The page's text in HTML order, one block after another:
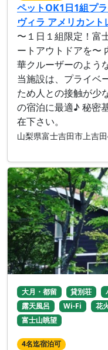
ペットOK1日1組プ
ヴィラ アメリカント
〜１日１組限定！富
ートアウトドアを〜
華クルーザーのよう
当施設は、プライベ
ため人との接触が少
の宿泊に最適♪ 秘密
在下さい。
山梨県富士吉田市上吉
大月・都留 貸別荘
露天風呂
Wi-Fi 花
富士山眺望
4名迄宿泊可